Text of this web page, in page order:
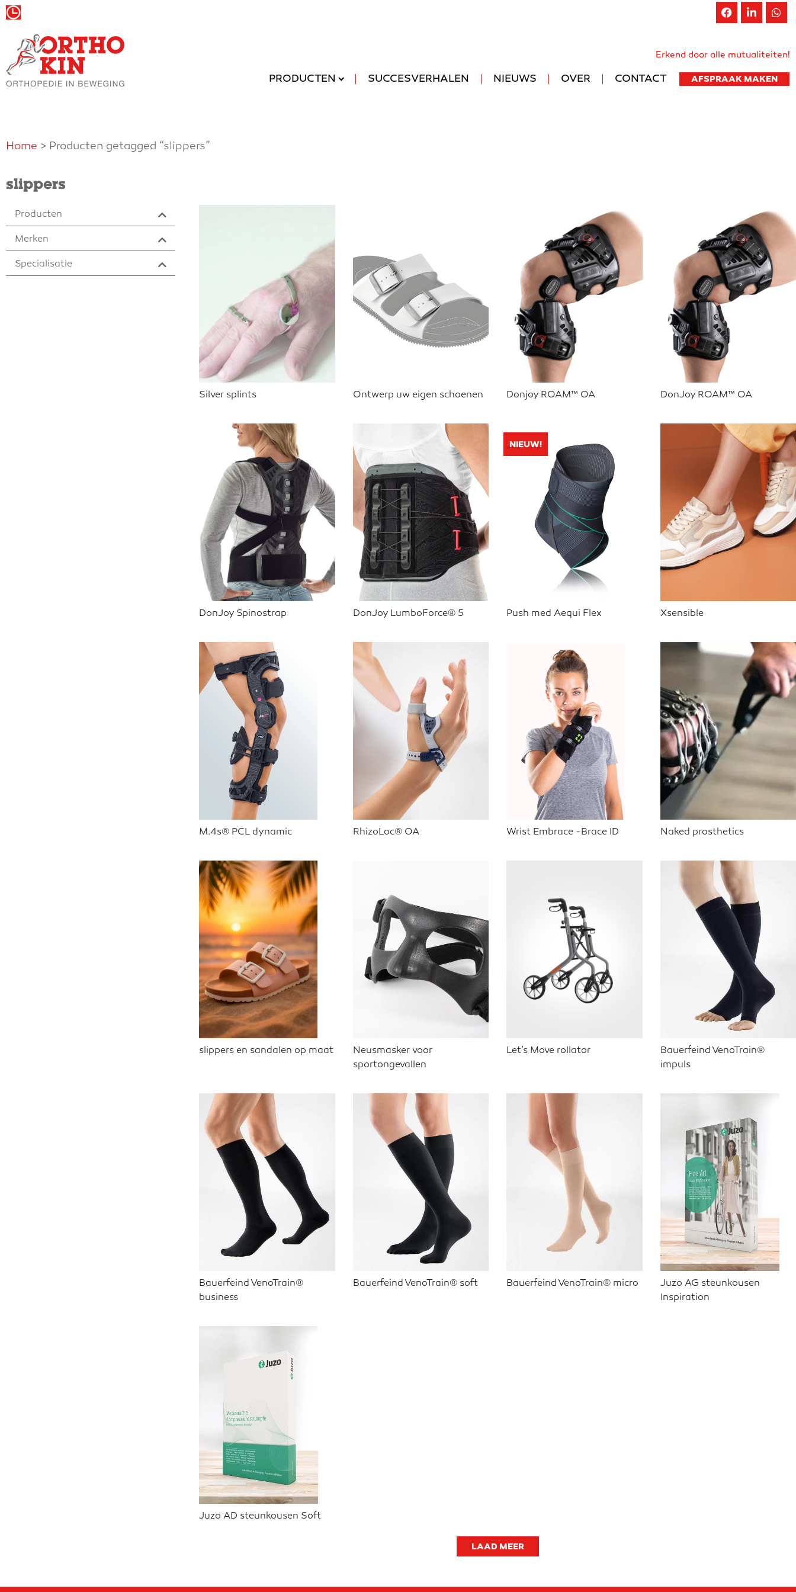
Erkend door alle mutualiteiten!
PRODUCTEN SUCCESVERHALEN NIEUWS OVER CONTACT AFSPRAAK MAKEN
Home > Producten getagged “slippers”
slippers
Producten
Merken
Specialisatie
Silver splints Ontwerp uw eigen schoenen Donjoy ROAM™ OA DonJoy ROAM™ OA
DonJoy Spinostrap DonJoy LumboForce® 5
NIEUW!
Push med Aequi Flex Xsensible
M.4s® PCL dynamic RhizoLoc® OA Wrist Embrace -Brace ID Naked prosthetics
slippers en sandalen op maat
Neusmasker voor
sportongevallen
Let’s Move rollator
Bauerfeind VenoTrain®
impuls
Bauerfeind VenoTrain®
business
Bauerfeind VenoTrain® soft Bauerfeind VenoTrain® micro
Juzo AG steunkousen
Inspiration
Juzo AD steunkousen Soft
LAAD MEER